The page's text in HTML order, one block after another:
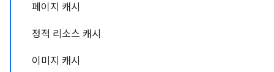
페이지 캐시
정적 리소스 캐시
이미지 캐시